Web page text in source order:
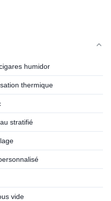
humidor
thermique
stratifié
vide